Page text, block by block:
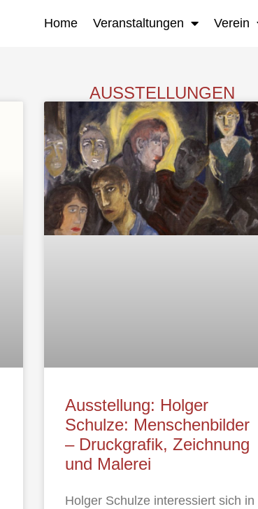
Home Veranstaltungen Verein
AUSSTELLUNGEN
Ausstellung: Holger
Schulze: Menschenbilder
– Druckgrafik, Zeichnung
und Malerei
Holger Schulze interessiert sich in